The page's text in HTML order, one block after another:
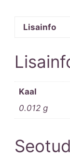
Lisainfo
Kaal
0.012 g